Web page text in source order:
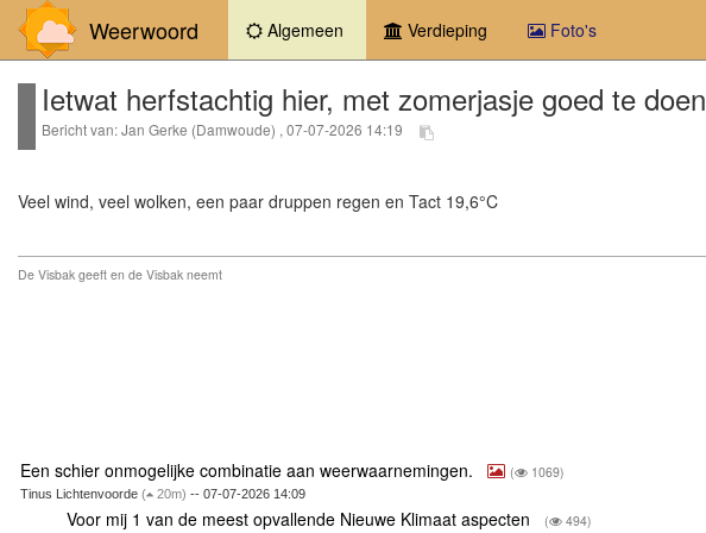
Weerwoord Algemeen (current)Verdieping Foto's
Ietwat herfstachtig hier, met zomerjasje goed te doen
Bericht van: Jan Gerke (Damwoude) , 07-07-2026 14:19
Veel wind, veel wolken, een paar druppen regen en Tact 19,6°C
De Visbak geeft en de Visbak neemt
Een schier onmogelijke combinatie aan weerwaarnemingen. ( 1069)
Tinus Lichtenvoorde ( 20m) -- 07-07-2026 14:09
Voor mij 1 van de meest opvallende Nieuwe Klimaat aspecten ( 494)